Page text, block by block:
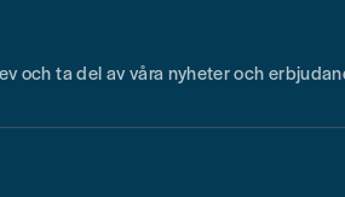
och ta del av våra nyheter och